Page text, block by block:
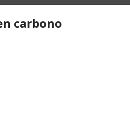
carbono